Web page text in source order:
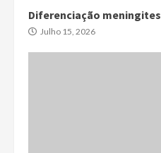
Diferenciação meningites
Julho 15, 2026